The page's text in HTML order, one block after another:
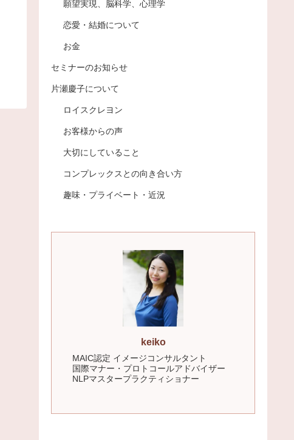
願望実現、脳科学、心理学
恋愛・結婚について
お金
セミナーのお知らせ
片瀬慶子について
ロイスクレヨン
お客様からの声
大切にしていること
コンプレックスとの向き合い方
趣味・プライベート・近況
keiko
MAIC認定 イメージコンサルタント
国際マナー・プロトコールアドバイザー
NLPマスタープラクティショナー